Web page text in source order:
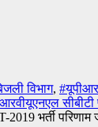
विभाग,
सीबीटी